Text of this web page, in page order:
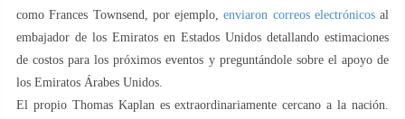
como Frances Townsend, por ejemplo,enviaron correos electrónicosal
embajador de los Emiratos en Estados Unidos detallando estimaciones
de costos para los próximos eventos y preguntándole sobre el apoyo de
los Emiratos Árabes Unidos.
El propio Thomas Kaplan es extraordinariamente cercano a la nación.